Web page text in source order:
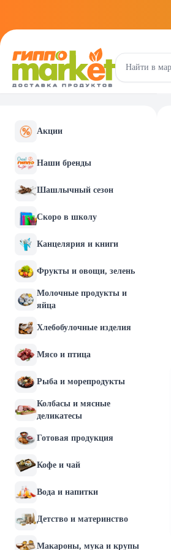
Акции
Наши бренды
Шашлычный сезон
Скоро в школу
Канцелярия и книги
Фрукты и овощи, зелень
Молочные продукты и
яйца
Хлебобулочные изделия
Мясо и птица
Рыба и морепродукты
Колбасы и мясные
деликатесы
Готовая продукция
Кофе и чай
Вода и напитки
Детство и материнство
Макароны, мука и крупы